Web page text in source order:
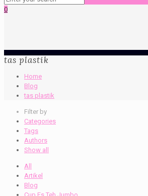
0
tas plastik
Home
Blog
tas plastik
Filter by
Categories
Tags
Authors
Show all
All
Artikel
Blog